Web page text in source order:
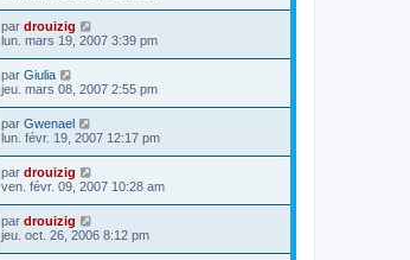
par drouizig
lun. mars 19, 2007 3:39 pm
par Giulia
jeu. mars 08, 2007 2:55 pm
par Gwenael
lun. févr. 19, 2007 12:17 pm
par drouizig
ven. févr. 09, 2007 10:28 am
par drouizig
jeu. oct. 26, 2006 8:12 pm